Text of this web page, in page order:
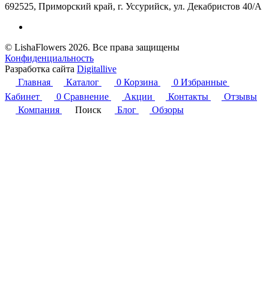
692525, Приморский край, г. Уссурийск, ул. Декабристов 40/А
© LishaFlowers 2026. Все права защищены
Конфиденциальность
Разработка сайта Digitallive
Главная
Каталог 0 Корзина 0 Избранные
Кабинет
0 Сравнение Акции Контакты
Отзывы
Компания
Поиск Блог Обзоры